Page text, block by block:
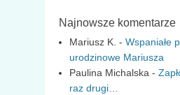
Najnowsze komentarze
Mariusz K. - Wspaniałe
urodzinowe Mariusza
Paulina Michalska -
raz drugi…